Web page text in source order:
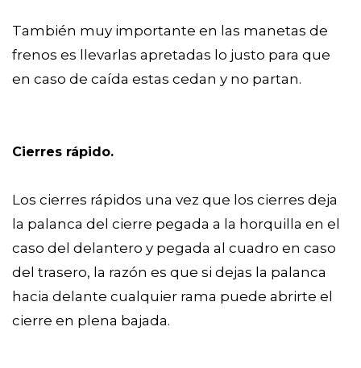
También muy importante en las manetas de
frenos es llevarlas apretadas lo justo para que
en caso de caída estas cedan y no partan.
Cierres rápido.
Los cierres rápidos una vez que los cierres deja
la palanca del cierre pegada a la horquilla en el
caso del delantero y pegada al cuadro en caso
del trasero, la razón es que si dejas la palanca
hacia delante cualquier rama puede abrirte el
cierre en plena bajada.